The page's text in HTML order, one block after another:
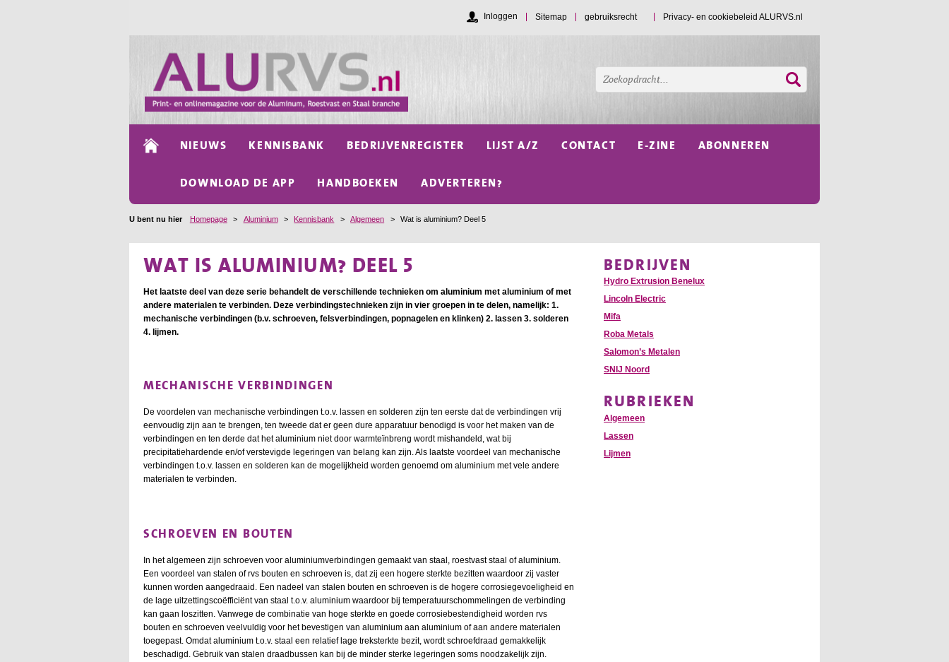
Sitemap gebruiksrecht Privacy- en cookiebeleid ALURVS.nl
Inloggen
NIEUWS KENNISBANK BEDRIJVENREGISTER LIJST A/Z CONTACT E-ZINE ABONNEREN
DOWNLOAD DE APP HANDBOEKEN ADVERTEREN?
U bent nu hier Homepage > Aluminium > Kennisbank > Algemeen > Wat is aluminium? Deel 5
WAT IS ALUMINIUM? DEEL 5
Het laatste deel van deze serie behandelt de verschillende technieken om aluminium met aluminium of met
andere materialen te verbinden. Deze verbindingstechnieken zijn in vier groepen in te delen, namelijk: 1.
mechanische verbindingen (b.v. schroeven, felsverbindingen, popnagelen en klinken) 2. lassen 3. solderen
4. lijmen.
MECHANISCHE VERBINDINGEN
De voordelen van mechanische verbindingen t.o.v. lassen en solderen zijn ten eerste dat de verbindingen vrij
eenvoudig zijn aan te brengen, ten tweede dat er geen dure apparatuur benodigd is voor het maken van de
verbindingen en ten derde dat het aluminium niet door warmteïnbreng wordt mishandeld, wat bij
precipitatiehardende en/of verstevigde legeringen van belang kan zijn. Als laatste voordeel van mechanische
verbindingen t.o.v. lassen en solderen kan de mogelijkheid worden genoemd om aluminium met vele andere
materialen te verbinden.
SCHROEVEN EN BOUTEN
In het algemeen zijn schroeven voor aluminiumverbindingen gemaakt van staal, roestvast staal of aluminium.
Een voordeel van stalen of rvs bouten en schroeven is, dat zij een hogere sterkte bezitten waardoor zij vaster
kunnen worden aangedraaid. Een nadeel van stalen bouten en schroeven is de hogere corrosiegevoeligheid en
de lage uitzettingscoëfficiënt van staal t.o.v. aluminium waardoor bij temperatuurschommelingen de verbinding
kan gaan loszitten. Vanwege de combinatie van hoge sterkte en goede corrosiebestendigheid worden rvs
bouten en schroeven veelvuldig voor het bevestigen van aluminium aan aluminium of aan andere materialen
toegepast. Omdat aluminium t.o.v. staal een relatief lage treksterkte bezit, wordt schroefdraad gemakkelijk
beschadigd. Gebruik van stalen draadbussen kan bij de minder sterke legeringen soms noodzakelijk zijn.
BEDRIJVEN
Hydro Extrusion Benelux
Lincoln Electric
Mifa
Roba Metals
Salomon’s Metalen
SNIJ Noord
RUBRIEKEN
Algemeen
Lassen
Lijmen